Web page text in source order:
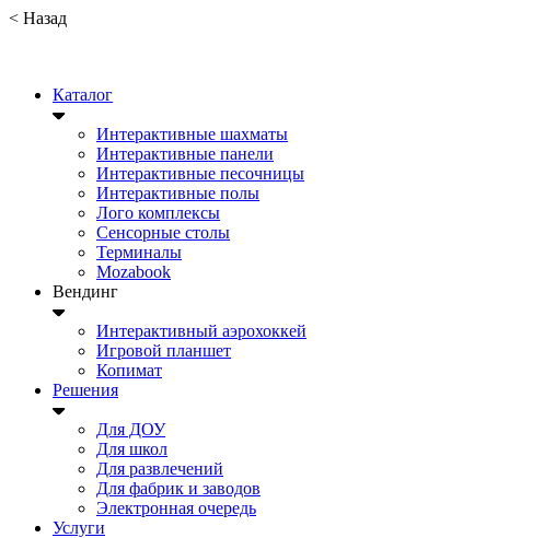
< Назад
Каталог
Интерактивные шахматы
Интерактивные панели
Интерактивные песочницы
Интерактивные полы
Лого комплексы
Сенсорные столы
Терминалы
Mozabook
Вендинг
Интерактивный аэрохоккей
Игровой планшет
Копимат
Решения
Для ДОУ
Для школ
Для развлечений
Для фабрик и заводов
Электронная очередь
Услуги